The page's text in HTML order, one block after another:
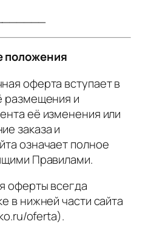
положения
оферта вступает в
размещения и
её изменения или
заказа и
означает полное
Правилами.
оферты всегда
в нижней части сайта
oferta).